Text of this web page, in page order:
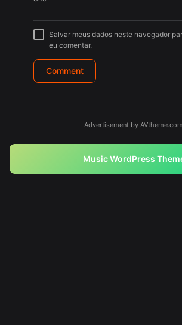
Salvar meus dados neste navegador
eu comentar.
Advertisement by AVtheme.com
Music WordPress